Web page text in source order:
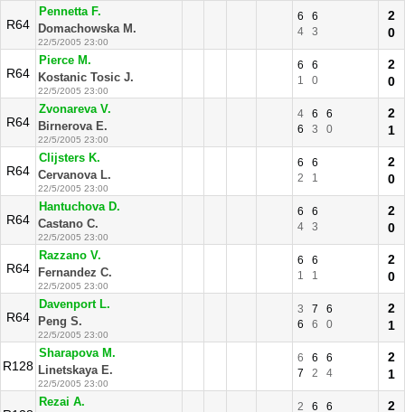
R64
Pennetta F.
Domachowska M.
22/5/2005 23:00
6
6
4
3
2
0
R64
Pierce M.
Kostanic Tosic J.
22/5/2005 23:00
6
6
1
0
2
0
R64
Zvonareva V.
Birnerova E.
22/5/2005 23:00
4 6
6
6
3 0
2
1
R64
Clijsters K.
Cervanova L.
22/5/2005 23:00
6
6
2
1
2
0
R64
Hantuchova D.
Castano C.
22/5/2005 23:00
6
6
4
3
2
0
R64
Razzano V.
Fernandez C.
22/5/2005 23:00
6
6
1
1
2
0
R64
Davenport L.
Peng S.
22/5/2005 23:00
3 7
6
6
6 0
2
1
R128
Sharapova M.
Linetskaya E.
22/5/2005 23:00
6 6
6
7
2 4
2
1
Rezai A.
2 6
6
2